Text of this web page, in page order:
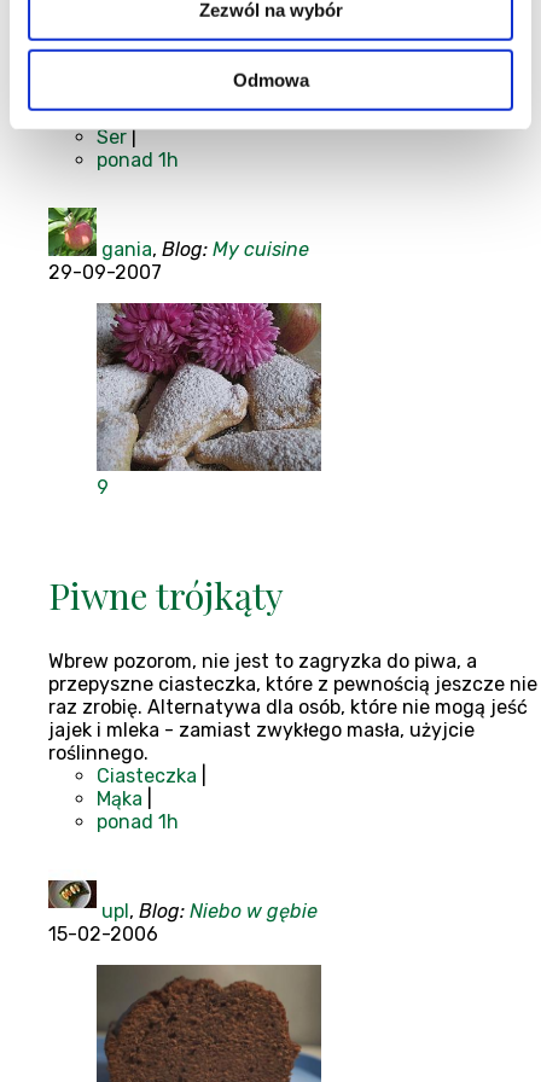
Zezwól na wybór
Odmowa
|
Owoce|
Mleko|
Ser|
ponad 1h
gania, Blog: My cuisine
29-09-2007
9
Piwne trójkąty
Wbrew pozorom, nie jest to zagryzka do piwa, a
przepyszne ciasteczka, które z pewnością jeszcze nie
raz zrobię. Alternatywa dla osób, które nie mogą jeść
jajek i mleka - zamiast zwykłego masła, użyjcie
roślinnego.
Ciasteczka
Mąka
ponad 1h
upl, Blog: Niebo w gębie
15-02-2006